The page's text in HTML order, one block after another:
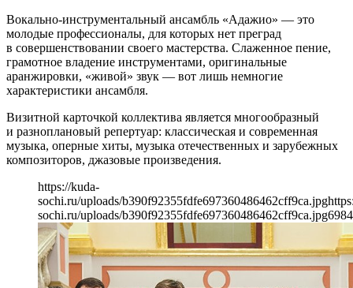
Вокально-инструментальный ансамбль «Адажио» — это
молодые профессионалы, для которых нет преград
в совершенствовании своего мастерства. Слаженное пение,
грамотное владение инструментами, оригинальные
аранжировки, «живой» звук — вот лишь немногие
характеристики ансамбля.
Визитной карточкой коллектива является многообразный
и разноплановый репертуар: классическая и современная
музыка, оперные хиты, музыка отечественных и зарубежных
композиторов, джазовые произведения.
https://kuda-
sochi.ru/uploads/b390f92355fdfe697360486462cff9ca.jpg
sochi.ru/uploads/b390f92355fdfe697360486462cff9ca.jpg698